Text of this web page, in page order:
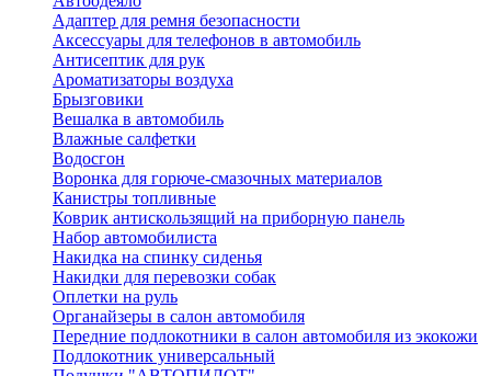
Адаптер для ремня безопасности
Аксессуары для телефонов в автомобиль
Антисептик для рук
Ароматизаторы воздуха
Брызговики
Вешалка в автомобиль
Влажные салфетки
Водосгон
Воронка для горюче-смазочных материалов
Канистры топливные
Коврик антискользящий на приборную панель
Набор автомобилиста
Накидка на спинку сиденья
Накидки для перевозки собак
Оплетки на руль
Органайзеры в салон автомобиля
Передние подлокотники в салон автомобиля из экокожи
Подлокотник универсальный